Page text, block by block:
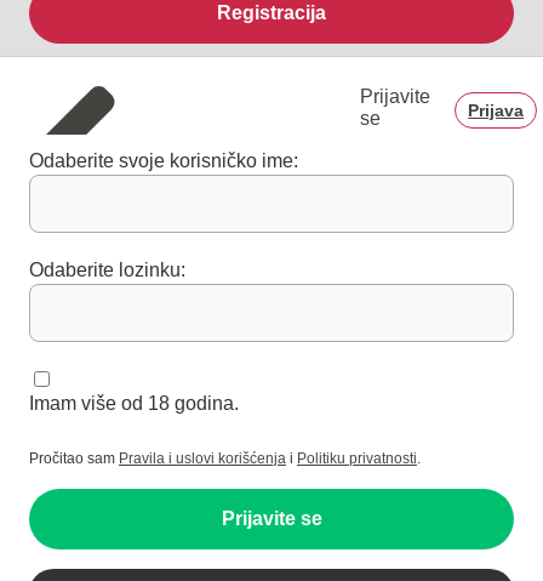
Registracija
Prijavite
se
Prijava
Odaberite svoje korisničko ime:
Odaberite lozinku:
Imam više od 18 godina.
Pročitao sam Pravila i uslovi korišćenja i Politiku privatnosti
Prijavite se